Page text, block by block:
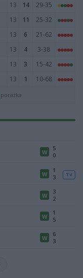
13 14
29-35
13 11
25-32
13 6
21-62
13 4
3-38
13 3
15-42
13 1 10-68
porażka
W
5
0
W
1
3
TV
W
3
2
W
1
5
W
6
3